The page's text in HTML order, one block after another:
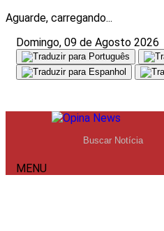
Aguarde, carregando...
Domingo, 09 de Agosto 2026
MENU